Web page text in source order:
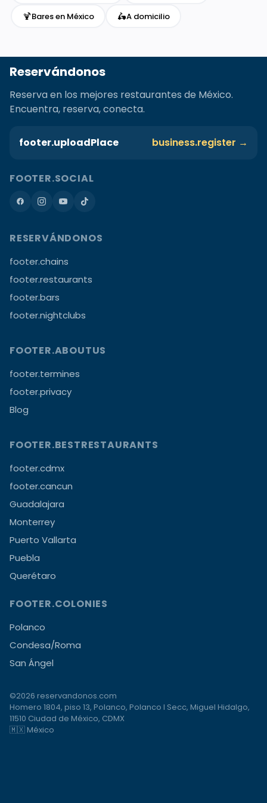
🍹Bares en México 🛵A domicilio
Reservándonos
Reserva en los mejores restaurantes de México.
Encuentra, reserva, conecta.
footer.uploadPlace business.register →
FOOTER.SOCIAL
RESERVÁNDONOS
footer.chains
footer.restaurants
footer.bars
footer.nightclubs
FOOTER.ABOUTUS
footer.termines
footer.privacy
Blog
FOOTER.BESTRESTAURANTS
footer.cdmx
footer.cancun
Guadalajara
Monterrey
Puerto Vallarta
Puebla
Querétaro
FOOTER.COLONIES
Polanco
Condesa/Roma
San Ángel
©2026 reservandonos.com
Homero 1804, piso 13, Polanco, Polanco I Secc, Miguel Hidalgo,
11510 Ciudad de México, CDMX
🇲🇽 México